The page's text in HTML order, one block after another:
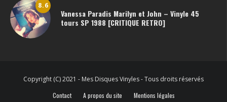
8.6
Vanessa Paradis Marilyn et John – Vinyle 45
tours SP 1988 [CRITIQUE RETRO]
Copyright (C) 2021 - Mes Disques Vinyles - Tous droits réservés
Contact
A propos du site Mentions légales